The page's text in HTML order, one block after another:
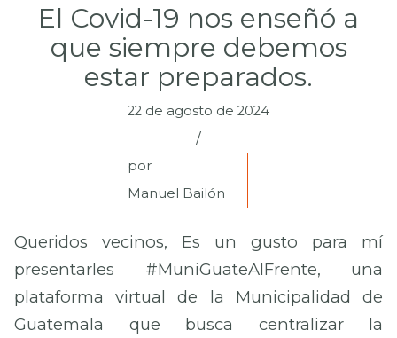
El Covid-19 nos enseñó a
que siempre debemos
estar preparados.
22 de agosto de 2024
/
por
Manuel Bailón
Queridos vecinos, Es un gusto para mí
presentarles #MuniGuateAlFrente, una
plataforma virtual de la Municipalidad de
Guatemala que busca centralizar la